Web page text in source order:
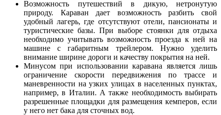
Возможность путешествий в дикую, нетронутую
природу. Караван дает возможность разбить свой
удобный лагерь, где отсутствуют отели, пансионаты и
туристические базы. При выборе стоянки для отдыха
необходимо учитывать возможность проезда к ней на
машине с габаритным трейлером. Нужно уделить
внимание ширине дороги и качеству покрытия на ней.
Минусом при использовании каравана является лишь
ограничение скорости передвижения по трассе и
маневренности на узких улицах в населенных пунктах,
например, в Италии. А также необходимость выбирать
разрешенные площадки для размещения кемперов, если
у него нет бака для сточных вод.